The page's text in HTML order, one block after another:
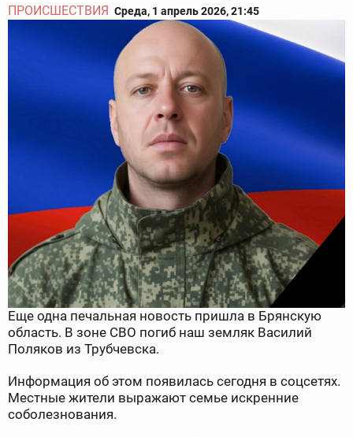
ПРОИСШЕСТВИЯ Среда, 1 апрель 2026, 21:45
Еще одна печальная новость пришла в Брянскую
область. В зоне СВО погиб наш земляк Василий
Поляков из Трубчевска.
Информация об этом появилась сегодня в соцсетях.
Местные жители выражают семье искренние
соболезнования.